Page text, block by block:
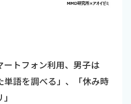
トフォン利用、男子は
単語を調べる」、「休み時